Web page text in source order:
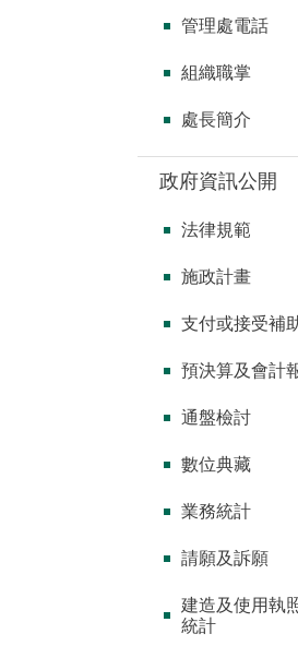
管理處電話
組織職掌
處長簡介
政府資訊公開
法律規範
施政計畫
支付或接受補
預決算及會計
通盤檢討
數位典藏
業務統計
請願及訴願
建造及使用執
統計